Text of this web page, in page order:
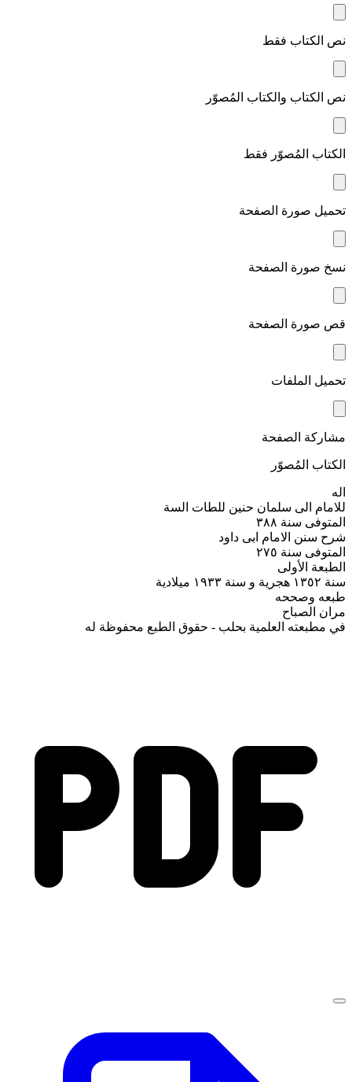
نص الكتاب فقط
نص الكتاب والكتاب المُصوّر
الكتاب المُصوّر فقط
تحميل صورة الصفحة
نسخ صورة الصفحة
قص صورة الصفحة
تحميل الملفات
مشاركة الصفحة
الكتاب المُصوّر
اله
للامام الى سلمان حنين للطات السة
المتوفى سنة ٣٨٨
شرح سنن الامام ابی داود
المتوفى سنة ٢٧٥
الطبعة الأولى
سنة ١٣٥٢ هجرية و سنة ۱۹۳۳ ميلادية
طبعه وصححه
مران الصباح
في مطبعته العلمية بحلب - حقوق الطبع محفوظة له